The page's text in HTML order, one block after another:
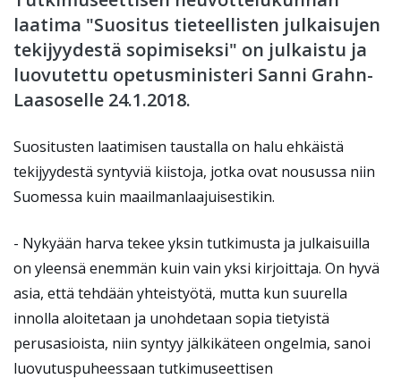
laatima "Suositus tieteellisten julkaisujen
tekijyydestä sopimiseksi" on julkaistu ja
luovutettu opetusministeri Sanni Grahn-
Laasoselle 24.1.2018.
Suositusten laatimisen taustalla on halu ehkäistä
tekijyydestä syntyviä kiistoja, jotka ovat nousussa niin
Suomessa kuin maailmanlaajuisestikin.
- Nykyään harva tekee yksin tutkimusta ja julkaisuilla
on yleensä enemmän kuin vain yksi kirjoittaja. On hyvä
asia, että tehdään yhteistyötä, mutta kun suurella
innolla aloitetaan ja unohdetaan sopia tietyistä
perusasioista, niin syntyy jälkikäteen ongelmia, sanoi
luovutuspuheessaan tutkimuseettisen